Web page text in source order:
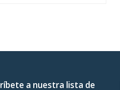
a nuestra lista de